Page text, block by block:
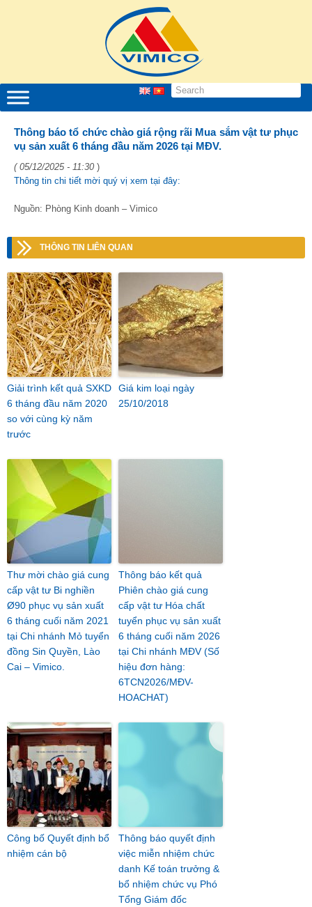
Thông báo tổ chức chào giá rộng rãi Mua sắm vật tư phục
vụ sản xuất 6 tháng đầu năm 2026 tại MĐV.
( 05/12/2025 - 11:30 )
Thông tin chi tiết mời quý vị xem tại đây:
Nguồn: Phòng Kinh doanh – Vimico
THÔNG TIN LIÊN QUAN
Giải trình kết quả SXKD
6 tháng đầu năm 2020
so với cùng kỳ năm
trước
Giá kim loại ngày
25/10/2018
Thư mời chào giá cung
cấp vật tư Bi nghiền
Ø90 phục vụ sản xuất
6 tháng cuối năm 2021
tại Chi nhánh Mỏ tuyển
đồng Sin Quyền, Lào
Cai – Vimico.
Thông báo kết quả
Phiên chào giá cung
cấp vật tư Hóa chất
tuyển phục vụ sản xuất
6 tháng cuối năm 2026
tại Chi nhánh MĐV (Số
hiệu đơn hàng:
6TCN2026/MĐV-
HOACHAT)
Công bố Quyết định bổ
nhiệm cán bộ
Thông báo quyết định
việc miễn nhiệm chức
danh Kế toán trưởng &
bổ nhiệm chức vụ Phó
Tổng Giám đốc